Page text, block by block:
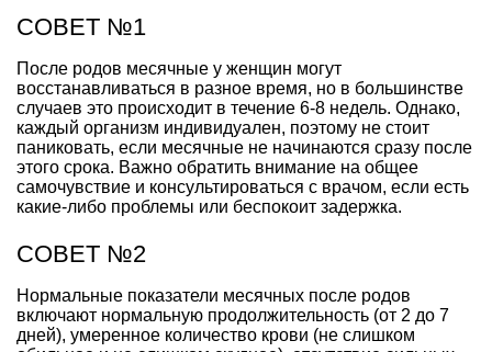
СОВЕТ №1
После родов месячные у женщин могут
восстанавливаться в разное время, но в большинстве
случаев это происходит в течение 6-8 недель. Однако,
каждый организм индивидуален, поэтому не стоит
паниковать, если месячные не начинаются сразу после
этого срока. Важно обратить внимание на общее
самочувствие и консультироваться с врачом, если есть
какие-либо проблемы или беспокоит задержка.
СОВЕТ №2
Нормальные показатели месячных после родов
включают нормальную продолжительность (от 2 до 7
дней), умеренное количество крови (не слишком